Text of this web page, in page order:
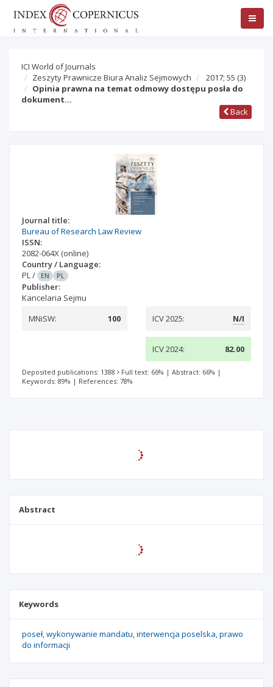
ICI World of Journals
Zeszyty Prawnicze Biura Analiz Sejmowych
2017; 55 (3)
Opinia prawna na temat odmowy dostępu posła do
dokument…
Back
Journal title:
Bureau of Research Law Review
ISSN:
2082-064X (online)
Country / Language:
PL/ EN PL
Publisher:
Kancelaria Sejmu
MNiSW:
100 ICV 2025: N/I
ICV 2024: 82.00
Deposited publications: 1388 Full text: 66% | Abstract: 66% |
Keywords: 89% | References: 78%
Abstract
Keywords
poseł wykonywanie mandatu interwencja poselska prawo
do informacji